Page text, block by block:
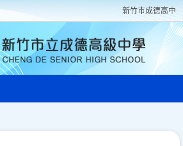
新竹巿成德高中